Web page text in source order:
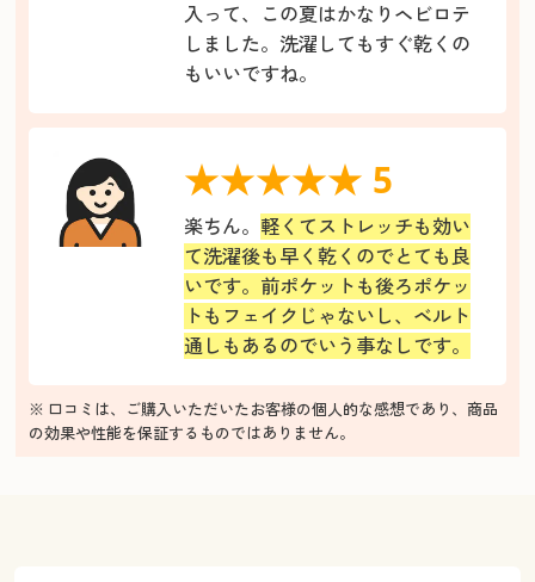
入って、この夏はかなりヘビロテ
しました。洗濯してもすぐ乾くの
もいいですね。
★★★★★ 5
楽ちん。 軽くてストレッチも効い
て洗濯後も早く乾くのでとても良
いです。前ポケットも後ろポケッ
トもフェイクじゃないし、ベルト
通しもあるのでいう事なしです。
※ 口コミは、ご購入いただいたお客様の個人的な感想であり、商品
の効果や性能を保証するものではありません。